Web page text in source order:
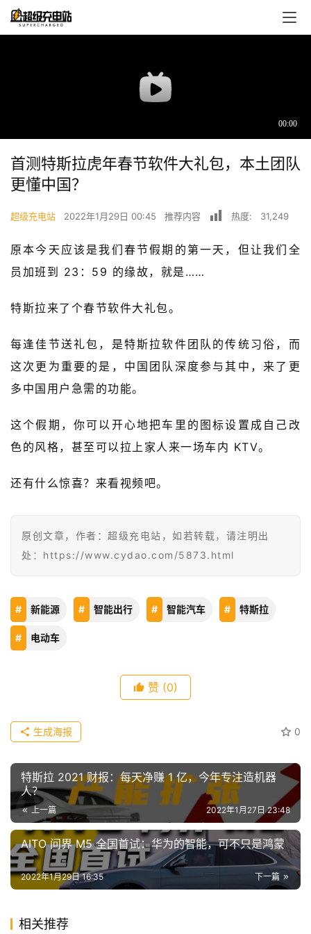
首
快
级
态
开
中
国
大
傻
险
家
新
闻
资
讯
关
们
登录 注册
首测特斯拉虎年春节软件大礼包，本土团队
更懂中国？
超级充电站 2022年1月29日 00:45 推荐内容 热度: 31,249
原本今天应该是我们春节假期的第一天，但让我们全
员加班到 23：59 的缘故，就是……
特斯拉来了个春节软件大礼包。
每逢佳节送礼包，是特斯拉软件团队的传统习俗，而
这次更为重要的是，中国团队深度参与其中，来了更
多中国用户急需的功能。
这个假期，你可以开心地把车里的图标设置成自己改
色的风格，甚至可以拉上家人来一场车内 KTV。
还有什么惊喜？来看视频吧。
原创文章，作者：超级充电站，如若转载，请注明出
处：https://www.cydao.com/5873.html
新能源 智能出行 智能汽车 特斯拉
电动车
赞 (0)
0
生成海报
特斯拉 2021 财报：每天净赚 1 亿，今年专注造机器
人？
上一篇 2022年1月27日 23:48
AITO 问界 M5 全国首试：华为的智能，可不只是鸿蒙
下一篇
2022年1月29日 16:35
相关推荐